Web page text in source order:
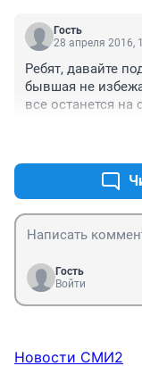
Гость
28 апреля 2016,
Ребят, давайте
бывшая не
все останется
Гость
Войти
Новости СМИ2